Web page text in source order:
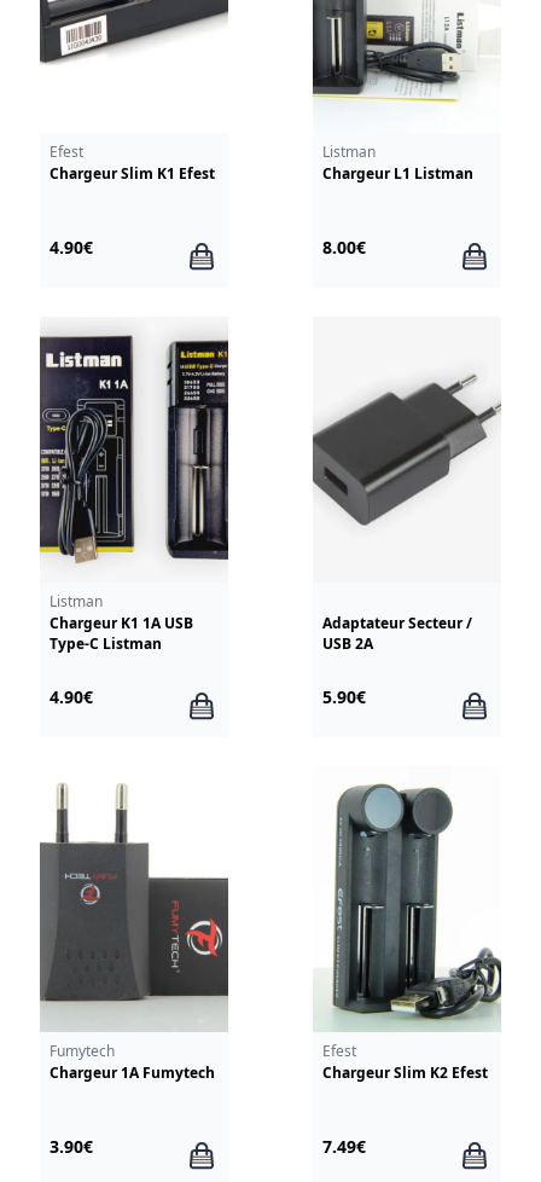
Efest
Chargeur Slim K1 Efest
4.90€
Listman
Chargeur L1 Listman
8.00€
Listman
Chargeur K1 1A USB
Type-C Listman
4.90€
Adaptateur Secteur /
USB 2A
5.90€
Fumytech
Chargeur 1A Fumytech
3.90€
Efest
Chargeur Slim K2 Efest
7.49€